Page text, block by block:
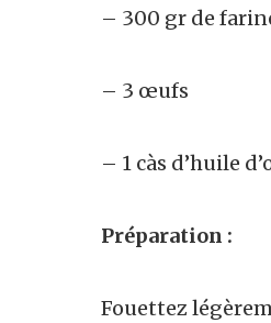
– 300 gr de
– 3 œufs
– 1 càs d’huile
Préparation :
Fouettez